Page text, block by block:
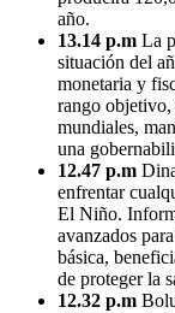
año.
13.14 p.m La
situación del
monetaria y
rango objetivo,
mundiales,
una
12.47 p.m
enfrentar
El Niño.
avanzados
básica,
de proteger la
12.32 p.m